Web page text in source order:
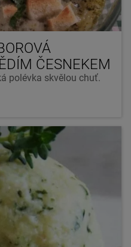
ČESNEKEM
polévka skvělou chuť.